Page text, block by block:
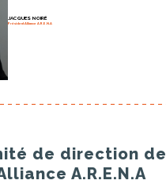
JACQUES NOIRÉ
Président Alliance A.R.E.N.A
de direction de
A.R.E.N.A